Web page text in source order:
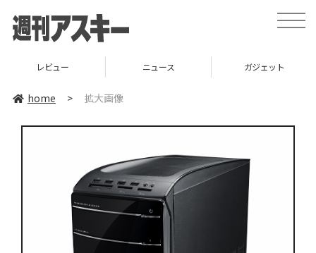
toggle
レビュー ニュース ガジェット
home > 拡大画像